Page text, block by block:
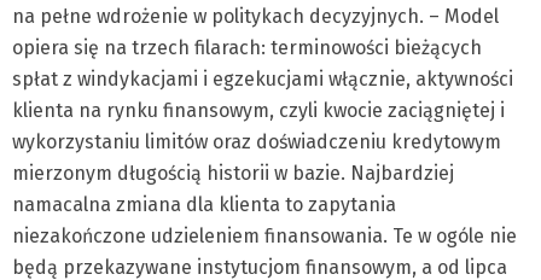
na pełne wdrożenie w politykach decyzyjnych. – Model
opiera się na trzech filarach: terminowości bieżących
spłat z windykacjami i egzekucjami włącznie, aktywności
klienta na rynku finansowym, czyli kwocie zaciągniętej i
wykorzystaniu limitów oraz doświadczeniu kredytowym
mierzonym długością historii w bazie. Najbardziej
namacalna zmiana dla klienta to zapytania
niezakończone udzieleniem finansowania. Te w ogóle nie
będą przekazywane instytucjom finansowym, a od lipca